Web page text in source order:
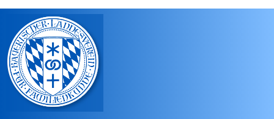
Direkt zum Inhalt